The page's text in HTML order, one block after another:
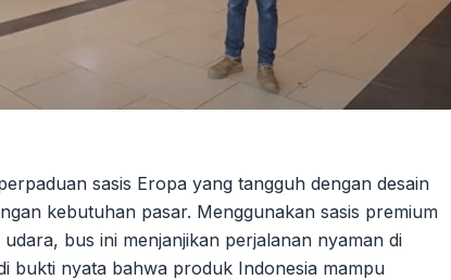
sasis Eropa yang tangguh dengan desain
kebutuhan pasar. Menggunakan sasis premium
bus ini menjanjikan perjalanan nyaman di
bukti nyata bahwa produk Indonesia mampu